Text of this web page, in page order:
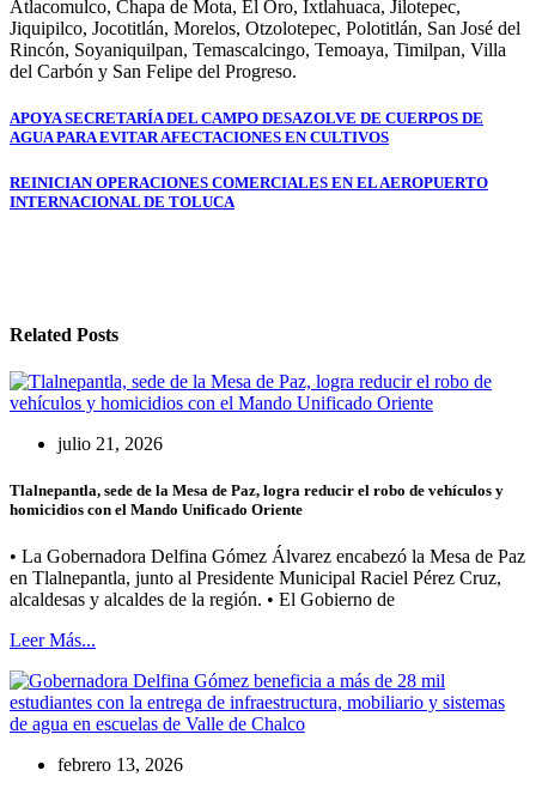
Atlacomulco, Chapa de Mota, El Oro, Ixtlahuaca, Jilotepec,
Jiquipilco, Jocotitlán, Morelos, Otzolotepec, Polotitlán, San José del
Rincón, Soyaniquilpan, Temascalcingo, Temoaya, Timilpan, Villa
del Carbón y San Felipe del Progreso.
Navegación
de
entradas
APOYA SECRETARÍA DEL CAMPO DESAZOLVE DE CUERPOS DE
AGUA PARA EVITAR AFECTACIONES EN CULTIVOS
REINICIAN OPERACIONES COMERCIALES EN EL AEROPUERTO
INTERNACIONAL DE TOLUCA
Related Posts
julio 21, 2026
Tlalnepantla, sede de la Mesa de Paz, logra reducir el robo de vehículos y
homicidios con el Mando Unificado Oriente
• La Gobernadora Delfina Gómez Álvarez encabezó la Mesa de Paz
en Tlalnepantla, junto al Presidente Municipal Raciel Pérez Cruz,
alcaldesas y alcaldes de la región. • El Gobierno de
Leer Más...
febrero 13, 2026